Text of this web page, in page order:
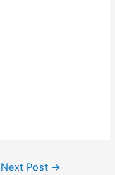
Next Post →